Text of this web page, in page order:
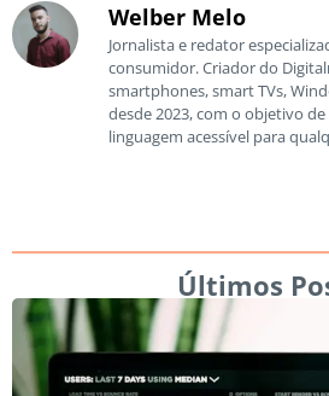
Welber Melo
Jornalista e redator
consumidor. Criador do
smartphones, smart TVs,
desde 2023, com o objetivo
linguagem acessível para
Últimos